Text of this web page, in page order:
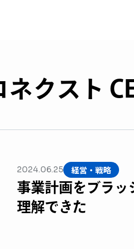
ネクスト
2024.06.25 経営・戦略
事業計画をブラッ
理解できた